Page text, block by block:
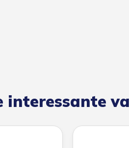
interessante